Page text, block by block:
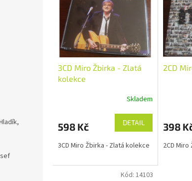
3CD Miro Žbirka - Zlatá
kolekce
Skladem
598 Kč DETAIL
3CD Miro Žbirka - Zlatá kolekce
2CD
398
2CD
Kód: 14103